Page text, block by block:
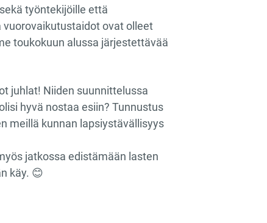
työntekijöille että
ovat olleet
toukokuun alussa järjestettävää
juhlat! Niiden suunnittelussa
hyvä nostaa esiin? Tunnustus
meillä kunnan lapsiystävällisyys
jatkossa edistämään lasten
käy. 😊